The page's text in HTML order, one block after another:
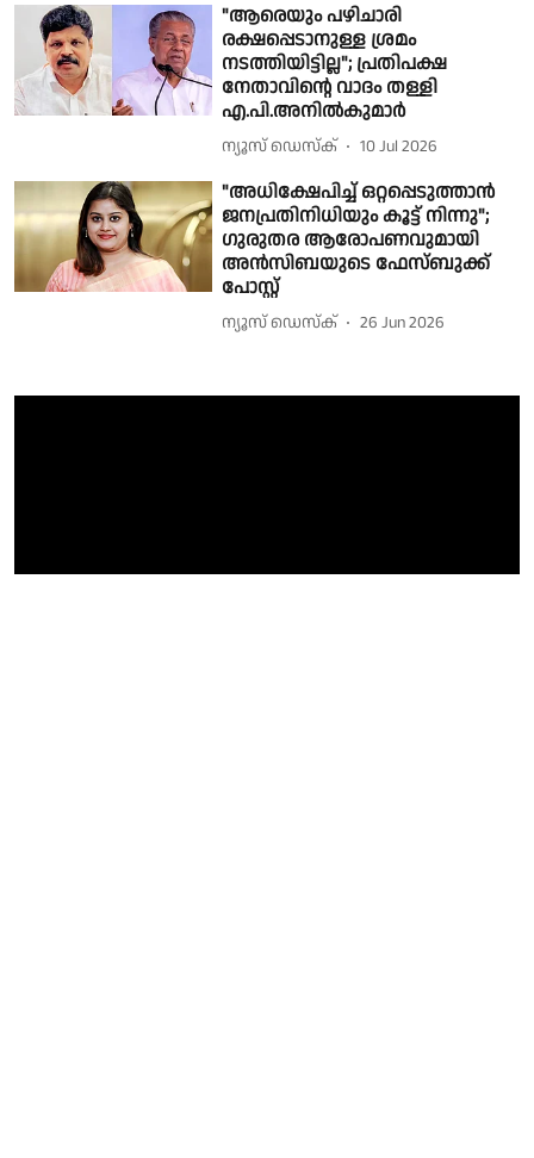
"ആരെയും പഴിചാരി
രക്ഷപ്പെടാനുള്ള ശ്രമം
നടത്തിയിട്ടില്ല"; പ്രതിപക്ഷ
നേതാവിൻ്റെ വാദം തള്ളി
എ.പി.അനിൽകുമാർ
ന്യൂസ് ഡെസ്ക് 10 Jul 2026
"അധിക്ഷേപിച്ച് ഒറ്റപ്പെടുത്താൻ
ജനപ്രതിനിധിയും കൂട്ട് നിന്നു";
ഗുരുതര ആരോപണവുമായി
അൻസിബയുടെ ഫേസ്ബുക്ക്
പോസ്റ്റ്
ന്യൂസ് ഡെസ്ക് 26 Jun 2026